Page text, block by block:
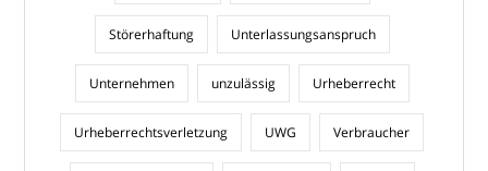
Störerhaftung Unterlassungsanspruch
Unternehmen unzulässig Urheberrecht
Urheberrechtsverletzung UWG Verbraucher